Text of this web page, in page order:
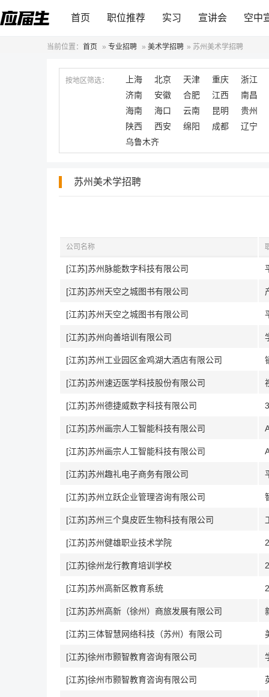
首页 职位推荐 实习 宣讲会 空中
当前位置： 首页 » 专业招聘 » 美术学招聘 » 苏州美术学招聘
按地区筛选： 上海 北京 天津 重庆
浙江
济南
安徽 合肥 江西
南昌
海南
海口 云南 昆明
贵州
陕西
西安 绵阳 成都
辽宁
乌鲁木齐
苏州美术学招聘
公司名称
[江苏]苏州脉能数字科技有限公司
[江苏]苏州天空之城图书有限公司
[江苏]苏州天空之城图书有限公司
[江苏]苏州向善培训有限公司
[江苏]苏州工业园区金鸡湖大酒店有限公司
[江苏]苏州速迈医学科技股份有限公司
[江苏]苏州德捷威数字科技有限公司
[江苏]苏州画宗人工智能科技有限公司
[江苏]苏州画宗人工智能科技有限公司
[江苏]苏州趣礼电子商务有限公司
[江苏]苏州立跃企业管理咨询有限公司
[江苏]苏州三个臭皮匠生物科技有限公司
[江苏]苏州健雄职业技术学院
[江苏]徐州龙行教育培训学校
[江苏]苏州高新区教育系统
[江苏]苏州高新（徐州）商旅发展有限公司
[江苏]三体智慧网络科技（苏州）有限公司
[江苏]徐州市颢智教育咨询有限公司
[江苏]徐州市颢智教育咨询有限公司